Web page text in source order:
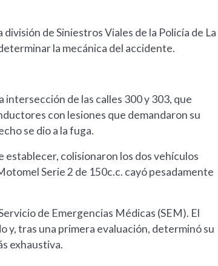
de Siniestros Viales de la Policía de La
la mecánica del accidente.
de las calles 300 y 303, que
con lesiones que demandaron su
se dio a la fuga.
establecer, colisionaron los dos vehículos
Serie 2 de 150c.c. cayó pesadamente
de Emergencias Médicas (SEM). El
y, tras una primera evaluación, determinó su
exhaustiva.